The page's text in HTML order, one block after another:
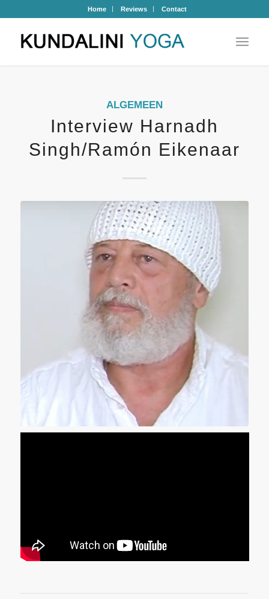
Home Reviews Contact
ALGEMEEN
Interview Harnadh
Singh/Ramón Eikenaar